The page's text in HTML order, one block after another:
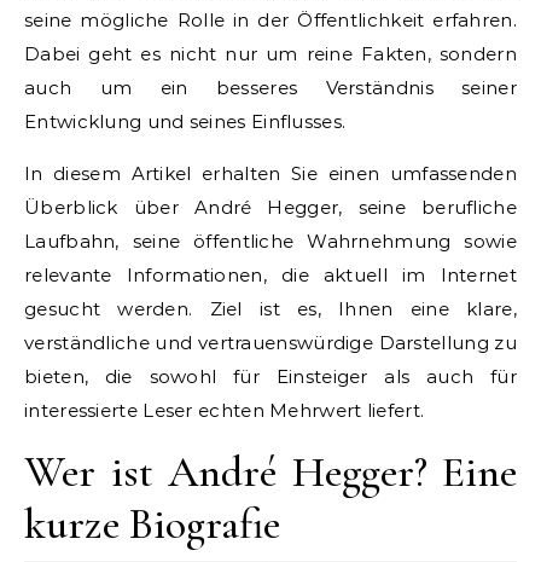
seine mögliche Rolle in der Öffentlichkeit erfahren.
Dabei geht es nicht nur um reine Fakten, sondern
auch um ein besseres Verständnis seiner
Entwicklung und seines Einflusses.
In diesem Artikel erhalten Sie einen umfassenden
Überblick über André Hegger, seine berufliche
Laufbahn, seine öffentliche Wahrnehmung sowie
relevante Informationen, die aktuell im Internet
gesucht werden. Ziel ist es, Ihnen eine klare,
verständliche und vertrauenswürdige Darstellung zu
bieten, die sowohl für Einsteiger als auch für
interessierte Leser echten Mehrwert liefert.
Wer ist André Hegger? Eine
kurze Biografie